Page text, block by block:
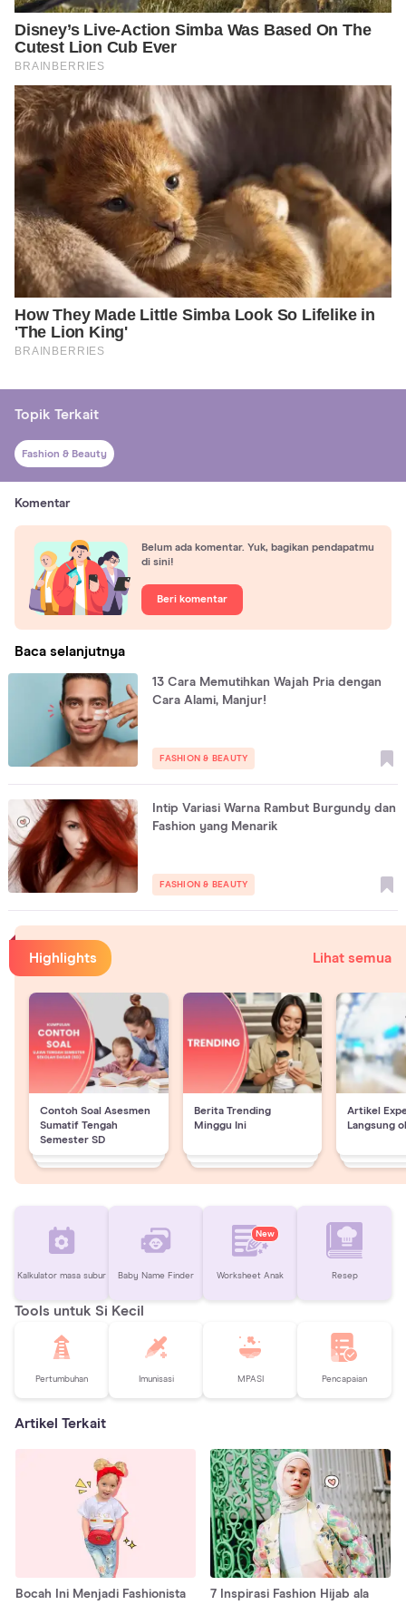
Topik Terkait
Fashion & Beauty
Komentar
Belum ada komentar. Yuk, bagikan pendapatmu
di sini!
Beri komentar
Baca selanjutnya
13 Cara Memutihkan Wajah Pria dengan
Cara Alami, Manjur!
FASHION & BEAUTY
Intip Variasi Warna Rambut Burgundy dan
Fashion yang Menarik
FASHION & BEAUTY
Highlights Lihat semua
Contoh Soal Asesmen
Sumatif Tengah
Semester SD
Berita Trending
Minggu Ini
Artikel
Langsung
Kalkulator masa subur Baby Name Finder
New
Worksheet Anak Resep
Tools untuk Si Kecil
Pertumbuhan Imunisasi MPASI Pencapaian
Artikel Terkait
Bocah Ini Menjadi Fashionista
7 Inspirasi Fashion Hijab ala